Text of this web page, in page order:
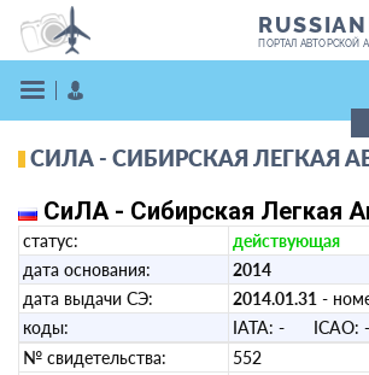
RUSSIAN
ПОРТАЛ АВТОРСКОЙ
ВОЙТИ
Поиск фотографий
Кратко
Подробно
СИЛА - СИБИРСКАЯ ЛЕГКАЯ
СиЛА - Сибирская Легкая
статус:
действующая
дата основания:
2014
дата выдачи СЭ:
2014.01.31 -
коды:
IATA: - ICAO: -
№ свидетельства:
552